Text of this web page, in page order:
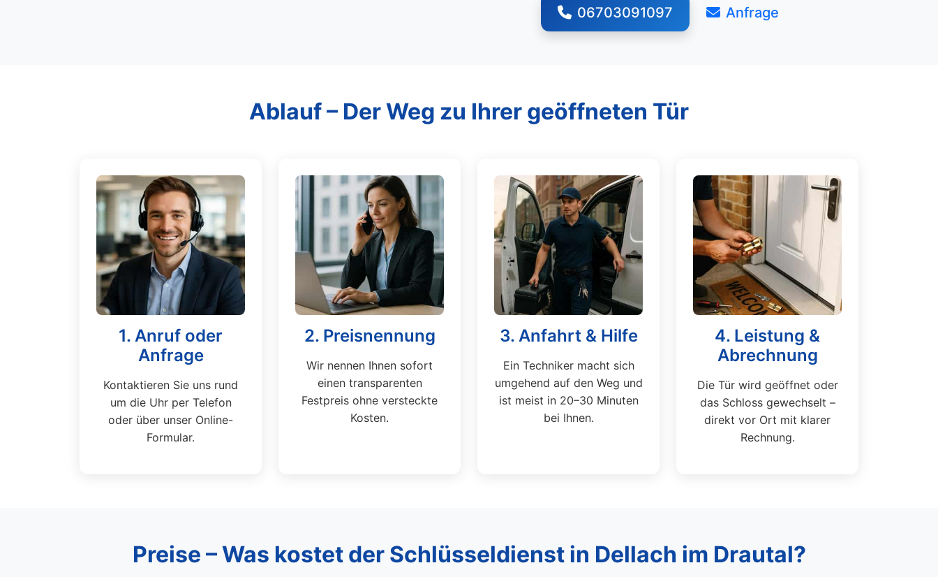
06703091097 Anfrage
Ablauf – Der Weg zu Ihrer geöffneten Tür
1. Anruf oder
Anfrage
Kontaktieren Sie uns rund
um die Uhr per Telefon
oder über unser Online-
Formular.
2. Preisnennung
Wir nennen Ihnen sofort
einen transparenten
Festpreis ohne versteckte
Kosten.
3. Anfahrt & Hilfe
Ein Techniker macht sich
umgehend auf den Weg und
ist meist in 20–30 Minuten
bei Ihnen.
4. Leistung &
Abrechnung
Die Tür wird geöffnet oder
das Schloss gewechselt –
direkt vor Ort mit klarer
Rechnung.
Preise – Was kostet der Schlüsseldienst in Dellach im Drautal?